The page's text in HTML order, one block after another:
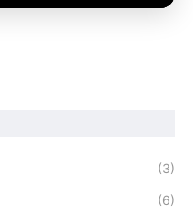
(3)
(6)